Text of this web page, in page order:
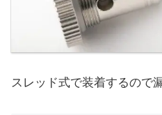
スレッド式で装着するので